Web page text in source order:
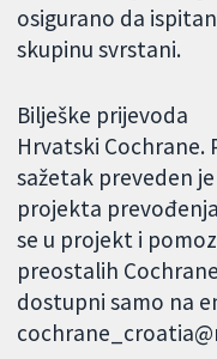
osigurano da
skupinu svrstani.
Bilješke prijevoda
Hrvatski Cochrane.
sažetak preveden
projekta
se u projekt i
preostalih
dostupni samo na